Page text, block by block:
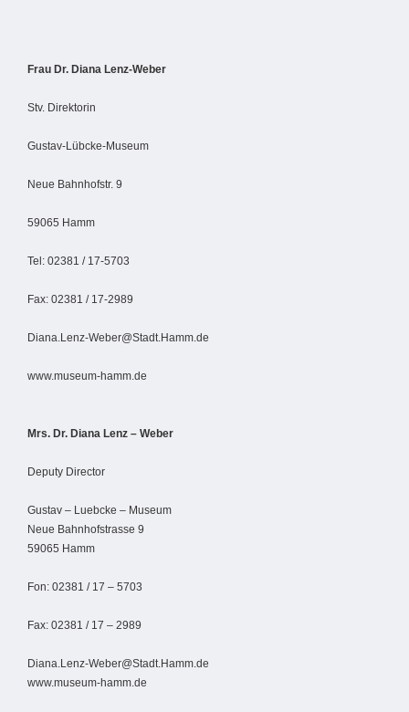
Frau Dr. Diana Lenz-Weber
Stv. Direktorin
Gustav-Lübcke-Museum
Neue Bahnhofstr. 9
59065 Hamm
Tel: 02381 / 17-5703
Fax: 02381 / 17-2989
Diana.Lenz-Weber@Stadt.Hamm.de
www.museum-hamm.de
Mrs. Dr. Diana Lenz – Weber
Deputy Director
Gustav – Luebcke – Museum
Neue Bahnhofstrasse 9
59065 Hamm
Fon: 02381 / 17 – 5703
Fax: 02381 / 17 – 2989
Diana.Lenz-Weber@Stadt.Hamm.de
www.museum-hamm.de